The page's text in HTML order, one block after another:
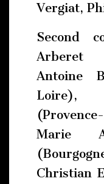
Vergiat,
Second
Arberet
Antoine
Loire),
Marie
Christian